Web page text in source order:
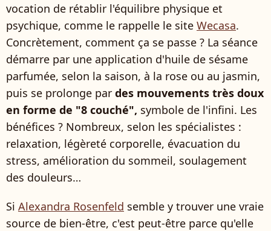
vocation de rétablir l'équilibre physique et
psychique, comme le rappelle le site Wecasa.
Concrètement, comment ça se passe ? La séance
démarre par une application d'huile de sésame
parfumée, selon la saison, à la rose ou au jasmin,
puis se prolonge par des mouvements très doux
en forme de "8 couché", symbole de l'infini. Les
bénéfices ? Nombreux, selon les spécialistes :
relaxation, légèreté corporelle, évacuation du
stress, amélioration du sommeil, soulagement
des douleurs…
Si Alexandra Rosenfeld semble y trouver une vraie
source de bien-être, c'est peut-être parce qu'elle